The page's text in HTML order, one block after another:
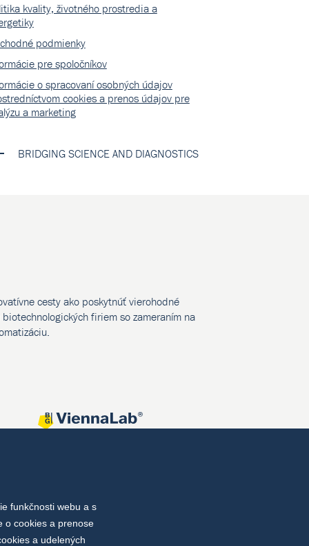
kvality, životného prostredia a
podmienky
pre spoločníkov
o spracovaní osobných údajov
cookies a prenos údajov pre
a marketing
BRIDGING SCIENCE AND DIAGNOSTICS
cesty ako poskytnúť vierohodné
firiem so zameraním na
funkčnosti webu a s
o cookies a prenose
a udelených